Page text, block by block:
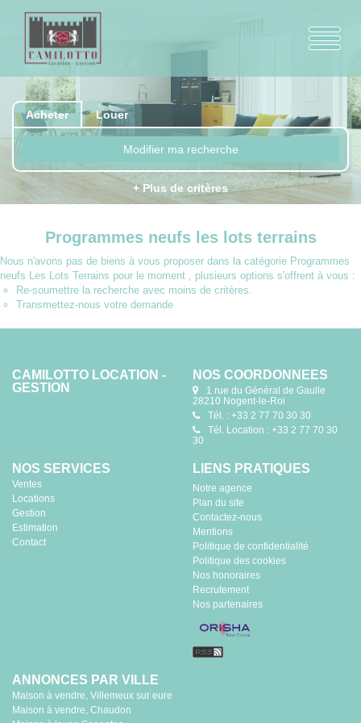
Acheter Louer
Modifier ma recherche
+ Plus de critères
Programmes neufs les lots terrains
Nous n'avons pas de biens à vous proposer dans la catégorie Programmes
neufs Les Lots Terrains pour le moment , plusieurs options s'offrent à vous :
Re-soumettre la recherche avec moins de critères.
Transmettez-nous votre demande
CAMILOTTO LOCATION -
GESTION
NOS COORDONNÉES
1 rue du Général de Gaulle
28210 Nogent-le-Roi
Tél. : +33 2 77 70 30 30
Tél. Location : +33 2 77 70 30
30
NOS SERVICES
Ventes
Locations
Gestion
Estimation
Contact
LIENS PRATIQUES
Notre agence
Plan du site
Contactez-nous
Mentions
Politique de confidentialité
Politique des cookies
Nos honoraires
Recrutement
Nos partenaires
ANNONCES PAR VILLE
Maison à vendre, Villemeux sur eure
Maison à vendre, Chaudon